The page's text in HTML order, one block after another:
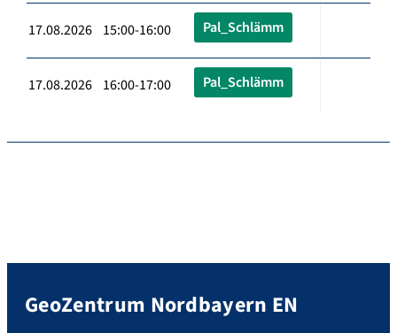
17.08.2026 15:00-16:00 Pal_Schlämm
17.08.2026 16:00-17:00 Pal_Schlämm
GeoZentrum Nordbayern EN